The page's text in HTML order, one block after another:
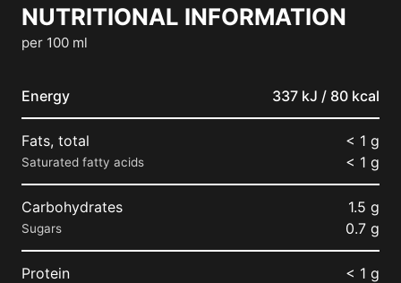
NUTRITIONAL INFORMATION
per 100 ml
Energy 337 kJ / 80 kcal
Fats, total < 1 g
Saturated fatty acids < 1 g
Carbohydrates 1.5 g
Sugars 0.7 g
Protein < 1 g